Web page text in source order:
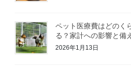
ペット医療費はどのく
る？家計への影響と備
2026年1月13日